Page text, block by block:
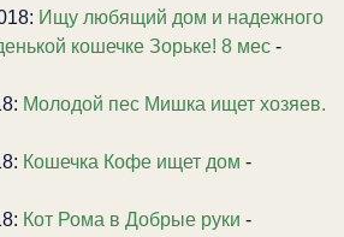
Ищу любящий дом и надежного
кошечке Зорьке! 8 мес -
Молодой пес Мишка ищет хозяев.
Кошечка Кофе ищет дом -
Кот Рома в Добрые руки -